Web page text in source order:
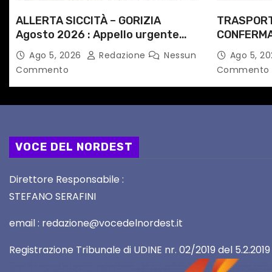
o
l
i
ALLERTA SICCITÀ – GORIZIA
Agosto 2026 : Appello urgente
alle Autorità competenti
Ago 5, 2026 Redazione
Nessun
Commento
NOTTI DI
Ago 5,
Commento
VOCE DEL NORDEST
Direttore Responsabile :
STEFANO SERAFINI
email : redazione@vocedelnordest.it
Registrazione Tribunale di UDINE nr. 02/2019 del 5.2.2019